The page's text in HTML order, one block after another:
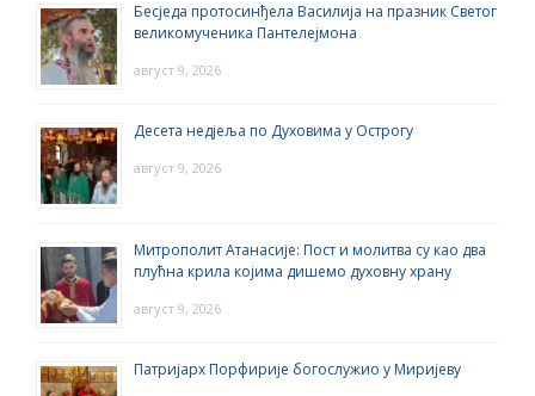
Бесједа протосинђела Василија на празник Светог
великомученика Пантелејмона
август 9, 2026
Десета недјеља по Духовима у Острогу
август 9, 2026
Митрополит Атанасије: Пост и молитва су као два
плућна крила којима дишемо духовну храну
август 9, 2026
Патријарх Порфирије богослужио у Миријеву